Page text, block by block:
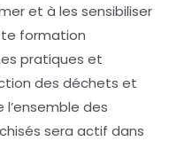
et à les sensibiliser
formation
pratiques et
des déchets et
l’ensemble des
sera actif dans